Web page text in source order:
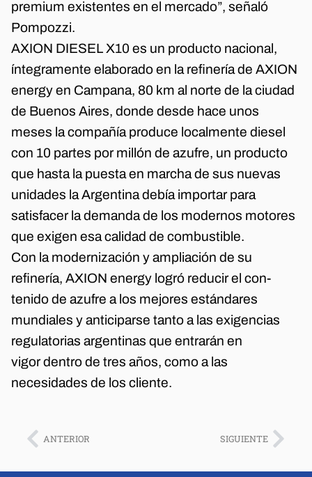
premium existentes en el mercado”, señaló
Pompozzi.
AXION DIESEL X10 es un producto nacional,
íntegramente elaborado en la refinería de AXION
energy en Campana, 80 km al norte de la ciudad
de Buenos Aires, donde desde hace unos
meses la compañía produce localmente diesel
con 10 partes por millón de azufre, un producto
que hasta la puesta en marcha de sus nuevas
unidades la Argentina debía importar para
satisfacer la demanda de los modernos motores
que exigen esa calidad de combustible.
Con la modernización y ampliación de su
refinería, AXION energy logró reducir el con-
tenido de azufre a los mejores estándares
mundiales y anticiparse tanto a las exigencias
regulatorias argentinas que entrarán en
vigor dentro de tres años, como a las
necesidades de los cliente.
ANTERIOR SIGUIENTE